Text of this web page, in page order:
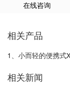
在线咨询
相关产品
1、小而轻的便携式
相关新闻